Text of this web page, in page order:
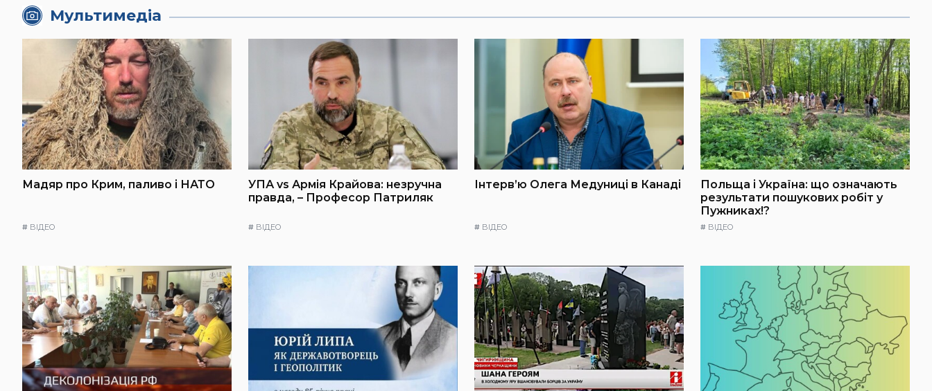
Мультимедіа
Мадяр про Крим, паливо і НАТО
# ВІДЕО
УПА vs Армія Крайова: незручна
правда, – Професор Патриляк
# ВІДЕО
Інтерв’ю Олега Медуниці в Канаді
# ВІДЕО
Польща і Україна: що означають
результати пошукових робіт у
Пужниках!?
# ВІДЕО